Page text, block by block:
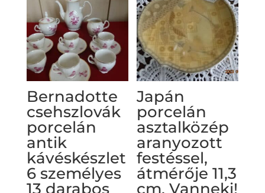
Bernadotte
csehszlovák
porcelán
antik
kávéskészlet
6 személyes
13 darabos
Japán
porcelán
asztalközép
aranyozott
festéssel,
átmérője 11,3
cm. Vanneki!